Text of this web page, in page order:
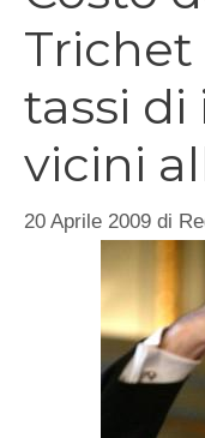
Trichet
tassi di
vicini
20 Aprile 2009 di